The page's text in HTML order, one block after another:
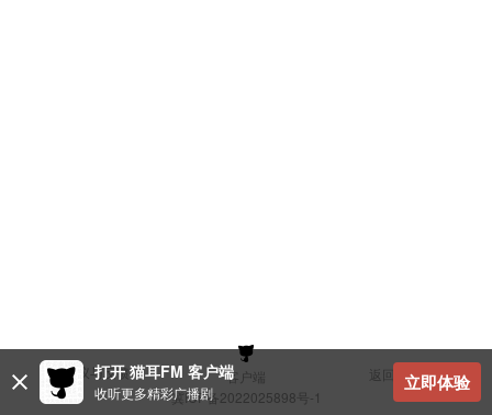
建议与反馈 客户端
返回顶部
冀ICP备2022025898号-1
打开 猫耳FM 客户端
收听更多精彩广播剧 立即体验